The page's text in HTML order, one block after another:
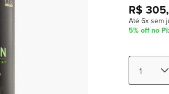
R$
Até 6x sem
5% off no